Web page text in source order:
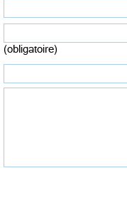
(obligatoire)